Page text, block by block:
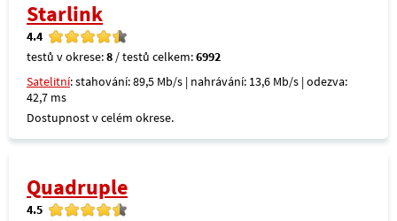
Starlink
4.4
testů v okrese:8 / testů celkem:6992
Satelitní: stahování: 89,5 Mb/s | nahrávání: 13,6 Mb/s | odezva:
42,7 ms
Dostupnost v celém okrese.
Quadruple
4.5